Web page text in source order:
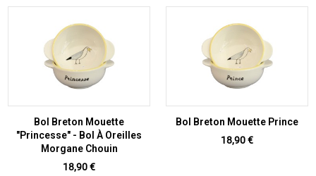
Bol Breton Mouette
"Princesse" - Bol À Oreilles
Morgane Chouin
Prix
18,90 €
Bol Breton Mouette Prince
Prix
18,90 €